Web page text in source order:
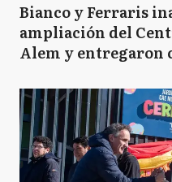
Bianco y Ferraris
ampliación del
Alem y entregaron